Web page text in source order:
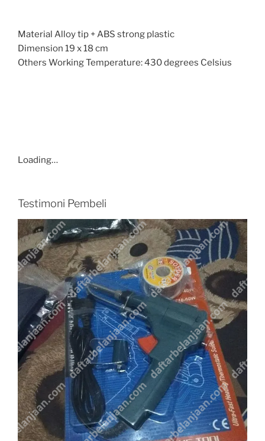
Material Alloy tip + ABS strong plastic
Dimension 19 x 18 cm
Others Working Temperature: 430 degrees Celsius
Loading…
Testimoni Pembeli